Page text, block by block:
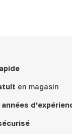
en magasin
années